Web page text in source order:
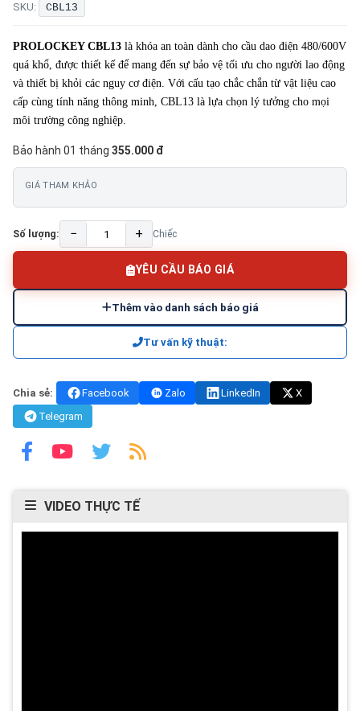
SKU: CBL13
PROLOCKEY CBL13 là khóa an toàn dành cho cầu dao điện 480/600V
quá khổ, được thiết kế để mang đến sự bảo vệ tối ưu cho người lao động
và thiết bị khỏi các nguy cơ điện. Với cấu tạo chắc chắn từ vật liệu cao
cấp cùng tính năng thông minh, CBL13 là lựa chọn lý tưởng cho mọi
môi trường công nghiệp.
Bảo hành 01 tháng 355.000 đ
GIÁ THAM KHẢO
Số lượng: − + Chiếc
YÊU CẦU BÁO GIÁ
Thêm vào danh sách báo giá
Tư vấn kỹ thuật:
Chia sẻ: Facebook Zalo LinkedIn
X
Telegram
VIDEO THỰC TẾ